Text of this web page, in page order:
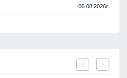
06.08.2026г.